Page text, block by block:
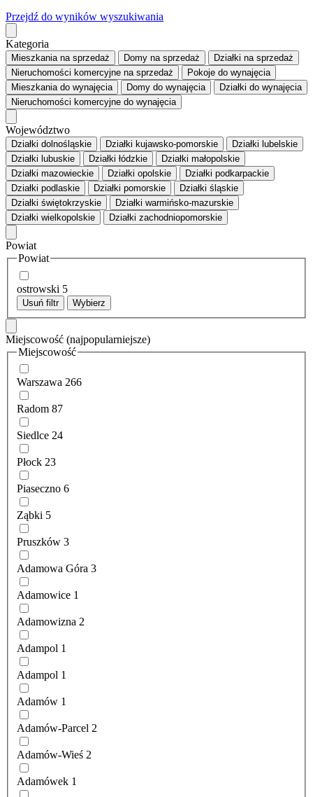
Przejdź do wyników wyszukiwania
Kategoria
Mieszkaniana sprzedaż Domy na sprzedaż Działki na sprzedaż
Nieruchomości komercyjne na sprzedaż Pokoje do wynajęcia
Mieszkaniado wynajęcia Domy do wynajęcia Działki do wynajęcia
Nieruchomości komercyjne do wynajęcia
Województwo
Działki dolnośląskie Działki kujawsko-pomorskie
Działki lubelskie
Działki lubuskie
Działki łódzkie
Działki małopolskie
Działki mazowieckie
Działki opolskie
Działki podkarpackie
Działki podlaskie
Działki pomorskie
Działki śląskie
Działki świętokrzyskie
Działki warmińsko-mazurskie
Działki wielkopolskie
Działki zachodniopomorskie
Powiat
Powiat
ostrowski 5
Usuń filtr Wybierz
Miejscowość (najpopularniejsze)
Miejscowość
Warszawa 266
Radom 87
Siedlce 24
Płock 23
Piaseczno 6
Ząbki 5
Pruszków 3
Adamowa Góra 3
Adamowice 1
Adamowizna 2
Adampol 1
Adampol 1
Adamów 1
Adamów-Parcel 2
Adamów-Wieś 2
Adamówek 1